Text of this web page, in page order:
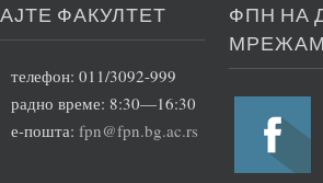
ФАКУЛТЕТ
телефон: 011/3092-999
радно време: 8:30—16:30
е-пошта:fpn@fpn.bg.ac.rs
ФПН НА